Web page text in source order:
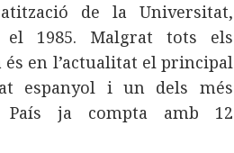
de la Universitat,
el 1985. Malgrat tots els
en l’actualitat el principal
espanyol i un dels més
País ja compta amb 12